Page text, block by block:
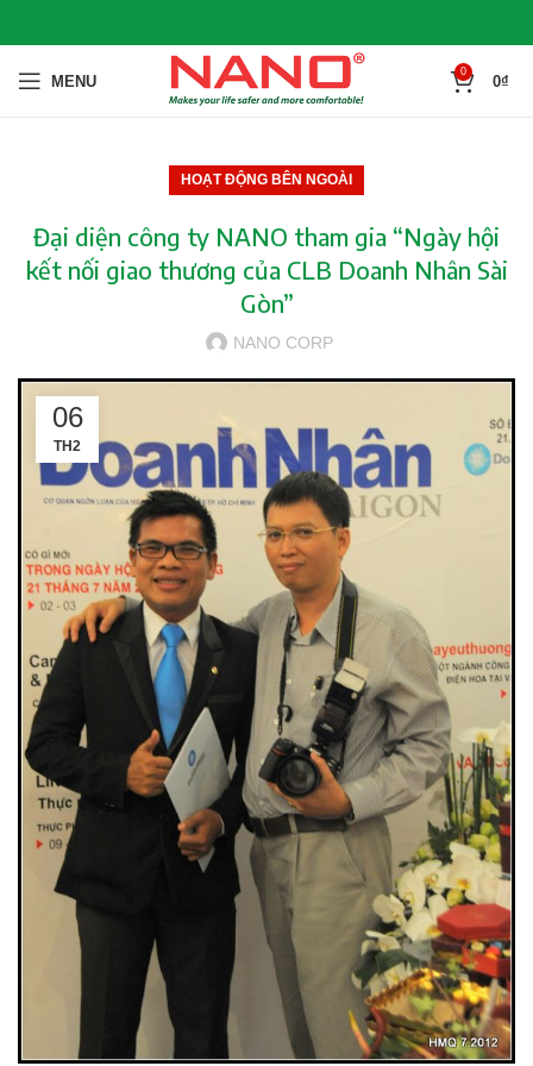
MENU
0
0₫
HOẠT ĐỘNG BÊN NGOÀI
Đại diện công ty NANO tham gia “Ngày hội
kết nối giao thương của CLB Doanh Nhân Sài
Gòn”
NANO CORP
06
TH2